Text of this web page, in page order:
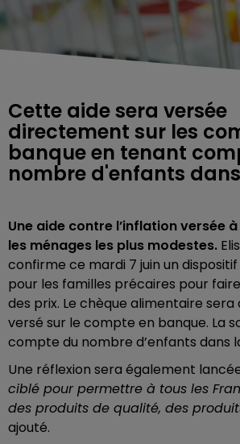
Cette aide sera versée
directement sur les
banque en tenant
nombre d'enfants
Une aide contre l’inflation versée
les ménages les plus modestes.
confirme ce mardi 7 juin un
pour les familles précaires pour
des prix. Le chèque alimentaire
versé sur le compte en banque. La
compte du nombre d’enfants dans
Une réflexion sera également
ciblé pour permettre à tous les
des produits de qualité, des
ajouté.